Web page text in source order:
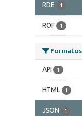
RDE 1
ROF 1
Formatos
API 1
HTML 1
JSON 1